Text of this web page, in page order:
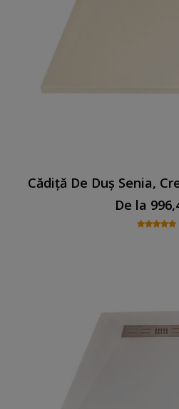
Cădiță De Duș Senia,
De la